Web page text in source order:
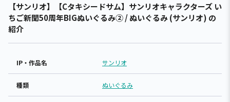
【サンリオ】【Cタキシードサム】サンリオキャラクターズ い
ちご新聞50周年BIGぬいぐるみ② / ぬいぐるみ (サンリオ) の
紹介
IP・作品名 サンリオ
種類 ぬいぐるみ